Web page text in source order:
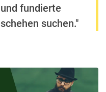
fundierte
suchen."